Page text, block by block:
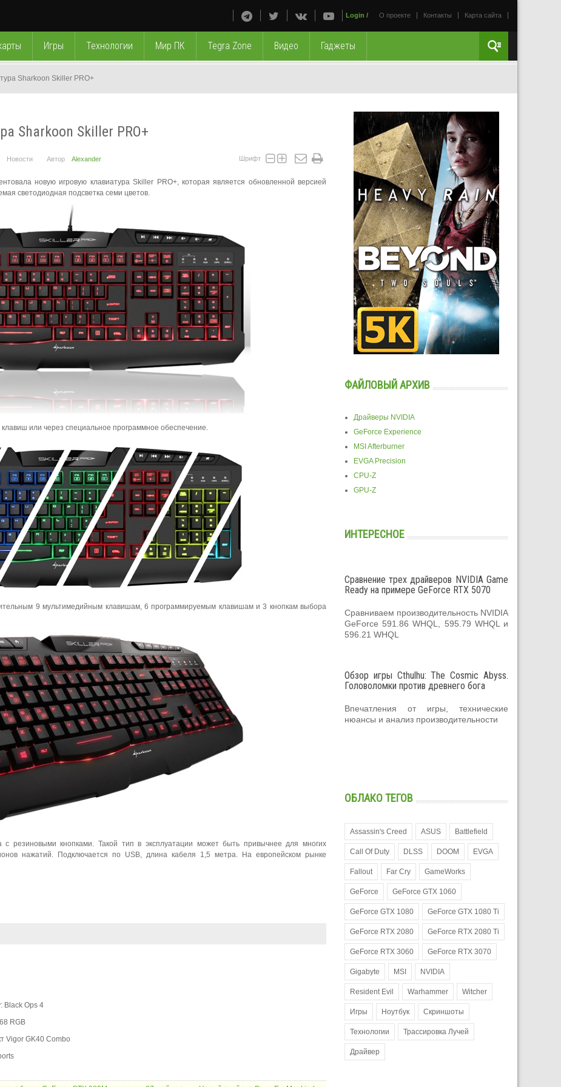
О проекте Контакты Карта сайта
Login /
Игры Технологии Мир ПК Tegra Zone Видео Гаджеты
Sharkoon Skiller PRO+
Sharkoon Skiller PRO+
Новости Автор Alexander Шрифт
новую игровую клавиатура Skiller PRO+, которая является обновленной версией
светодиодная подсветка семи цветов.
или через специальное программное обеспечение.
9 мультимедийным клавишам, 6 программируемым клавишам и 3 кнопкам выбора
с резиновыми кнопками. Такой тип в эксплуатации может быть привычнее для многих
нажатий. Подключается по USB, длина кабеля 1,5 метра. На европейском рынке
Black Ops 4
RGB
Vigor GK40 Combo
ФАЙЛОВЫЙ АРХИВ
Драйверы NVIDIA
GeForce Experience
MSI Afterburner
EVGA Precision
CPU-Z
GPU-Z
ИНТЕРЕСНОЕ
Сравнение трех драйверов NVIDIA Game
Ready на примере GeForce RTX 5070
Сравниваем производительность NVIDIA
GeForce 591.86 WHQL, 595.79 WHQL и
596.21 WHQL
Обзор игры Cthulhu: The Cosmic Abyss.
Головоломки против древнего бога
Впечатления от игры, технические
нюансы и анализ производительности
ОБЛАКО ТЕГОВ
Assassin's Creed ASUS Battlefield
Call Of Duty DLSS DOOM EVGA
Fallout Far Cry GameWorks
GeForce GeForce GTX 1060
GeForce GTX 1080 GeForce GTX 1080 Ti
GeForce RTX 2080 GeForce RTX 2080 Ti
GeForce RTX 3060 GeForce RTX 3070
Gigabyte MSI NVIDIA
Resident Evil Warhammer Witcher
Игры Ноутбук Скриншоты
Технологии Трассировка Лучей
Драйвер